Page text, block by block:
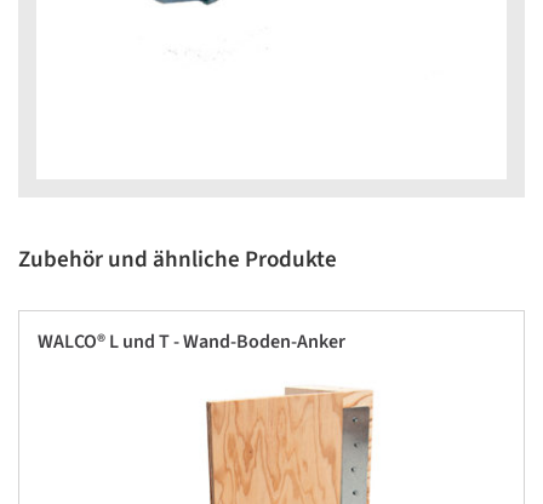
Zubehör und ähnliche Produkte
WALCO® L und T - Wand-Boden-Anker